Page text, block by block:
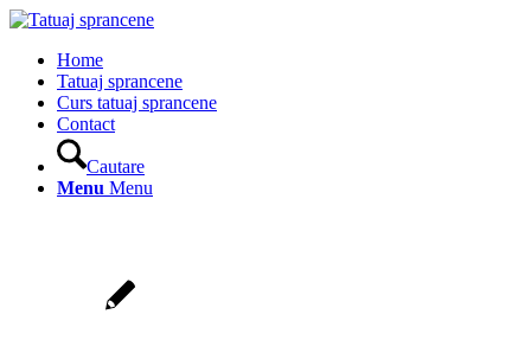
Home
Tatuaj sprancene
Curs tatuaj sprancene
Contact
Cautare
Menu Menu